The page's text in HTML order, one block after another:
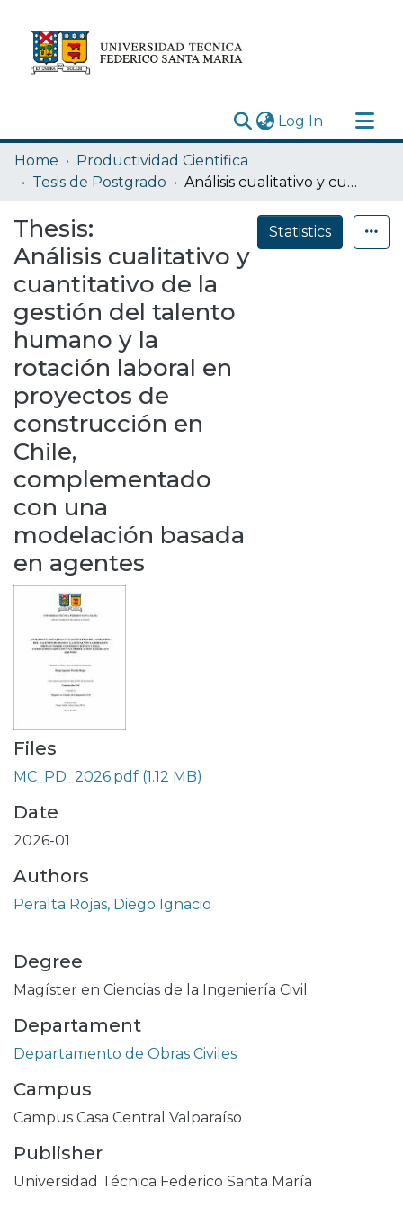
Log In (current)
Research Outputs
Statistics
Depósito
Home
Productividad Cientifica
Tesis de Postgrado
Análisis cualitativo y cuantitativo de la gestión del talento humano y la rotación laboral en proyectos de construcción en Chile, complementado con una modelación basada en agentes
Thesis:
Análisis cualitativo y
cuantitativo de la
gestión del talento
humano y la
rotación laboral en
proyectos de
construcción en
Chile,
complementado
con una
modelación basada
en agentes
Statistics
Files
MC_PD_2026.pdf (1.12 MB)
Date
2026-01
Authors
Peralta Rojas, Diego Ignacio
Degree
Magíster en Ciencias de la Ingeniería Civil
Departament
Departamento de Obras Civiles
Campus
Campus Casa Central Valparaíso
Publisher
Universidad Técnica Federico Santa María